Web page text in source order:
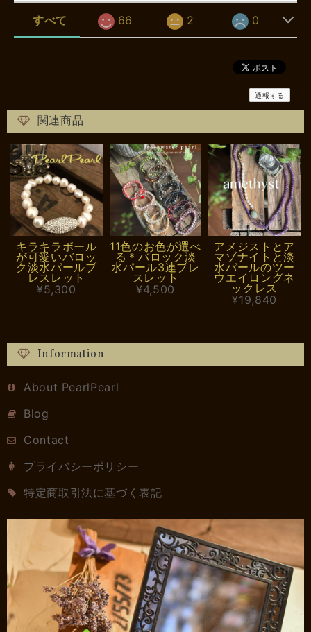
すべて 66 2 0
通報する
関連商品
キラキラボール
が可愛いバロッ
ク淡水パールブ
レスレット
¥5,300
11色のお色が選べ
る＊バロック淡
水パール3連ブレ
スレット
¥4,500
アメジストとア
マゾナイトと淡
水パールのツー
ウエイロングネ
ックレス
¥19,840
Information
About PearlPearl
Blog
Contact
プライバシーポリシー
特定商取引法に基づく表記